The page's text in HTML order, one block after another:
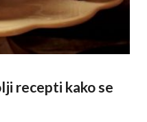
recepti kako se